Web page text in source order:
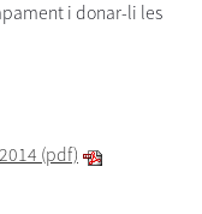
i donar-li les
(pdf)